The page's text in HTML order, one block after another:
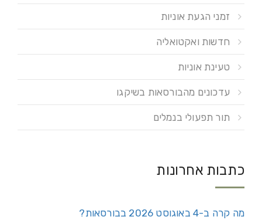
זמני הגעת אוניות
חדשות ואקטואליה
טעינת אוניות
עדכונים מהבורסאות בשיקגו
תור תפעולי בנמלים
כתבות אחרונות
מה קרה ב-4 באוגוסט 2026 בבורסאות?